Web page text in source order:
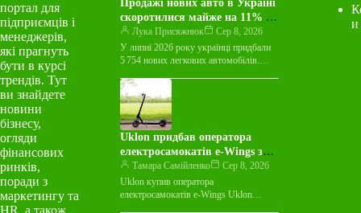
портал для
підприємців і
менеджерів,
які прагнуть
бути в курсі
трендів. Тут
ви знайдете
новини
бізнесу,
огляди
фінансових
ринків,
поради з
маркетингу та
HR, а також
Продажі нових авто в Україні
скоротилися майже на 11% у
липні: лідери ринку
Лука Присяжнюк
Сер 8, 2026
У липні 2026 року українці придбали
5 754 нових легкових автомобілів.
місяць минулого року.
Найпопулярнішою маркою минулого
місяця…
Uklon придбав оператора
електросамокатів e-Wings за
понад 97 мільйонів гривень
Тамара Самійленко
Сер 8, 2026
Uklon купив оператора
електросамокатів e-Wings Uklon
и